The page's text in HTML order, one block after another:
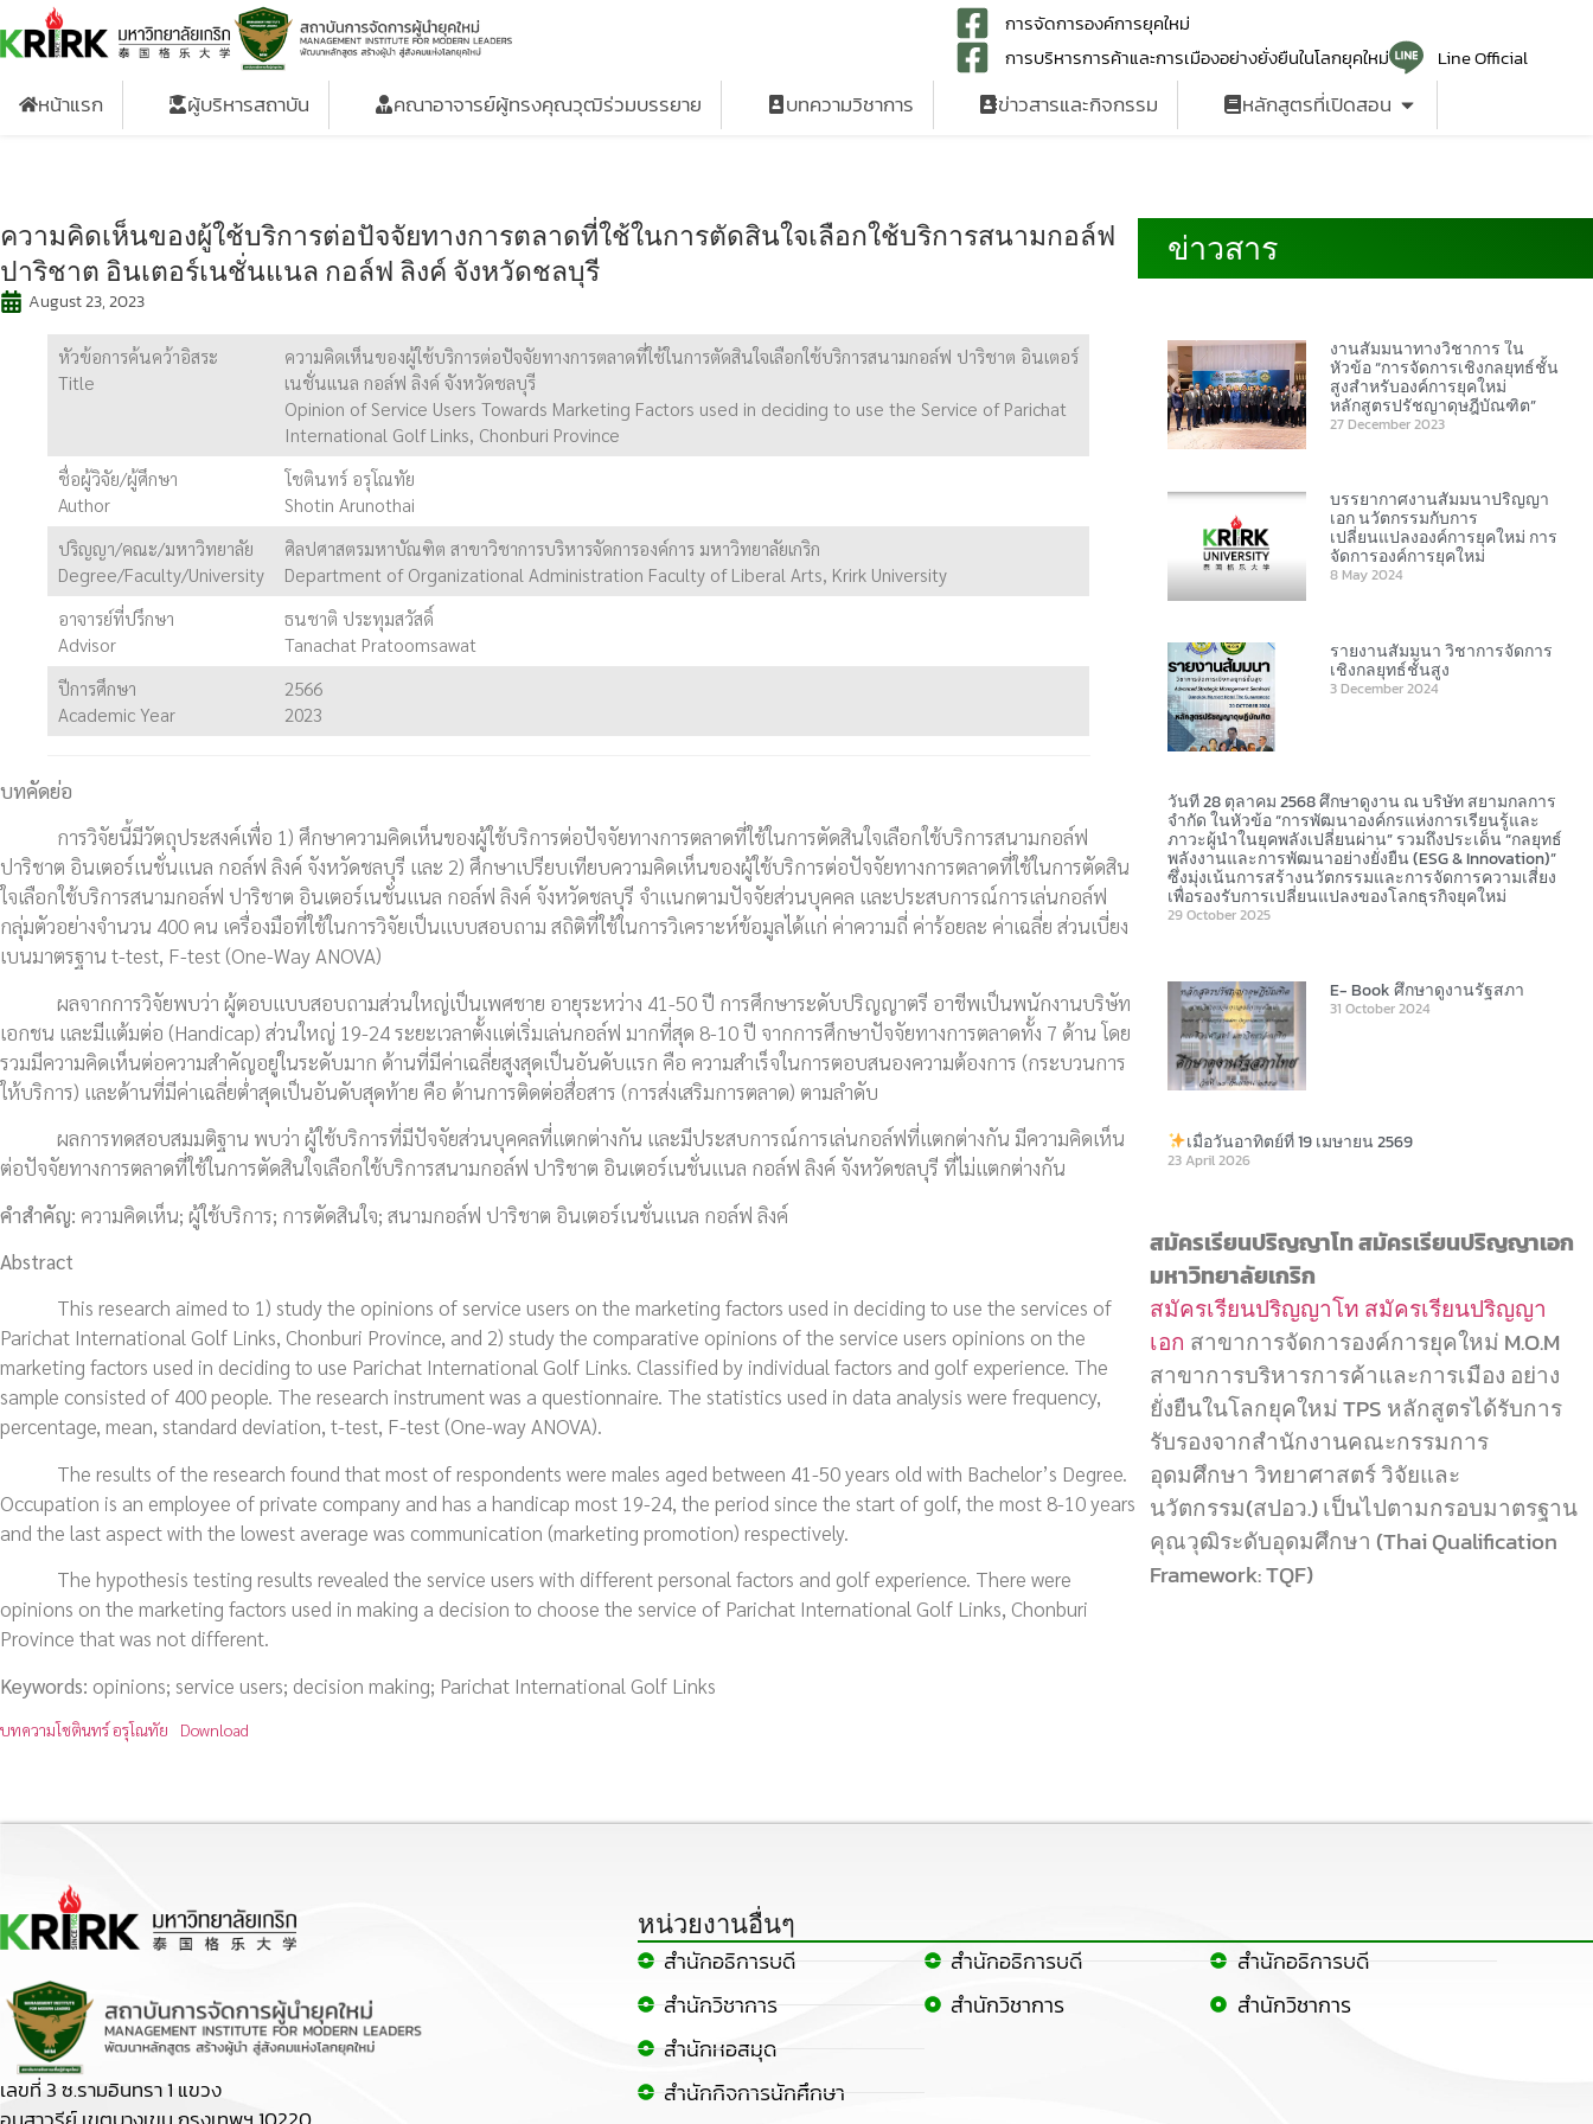
การจัดการองค์การยุคใหม่
การบริหารการค้าและการเมืองอย่างยั่งยืนในโลกยุคใหม่
Line Official
หน้าแรก ผู้บริหารสถาบัน คณาอาจารย์ผู้ทรงคุณวุฒิร่วมบรรยาย บทความวิชาการ ข่าวสารและกิจกรรม หลักสูตรที่เปิดสอน
ความคิดเห็นของผู้ใช้บริการต่อปัจจัยทางการตลาดที่ใช้ในการตัดสินใจเลือกใช้บริการสนามกอล์ฟ
ปาริชาต อินเตอร์เนชั่นแนล กอล์ฟ ลิงค์ จังหวัดชลบุรี
August 23, 2023
หัวข้อการค้นคว้าอิสระ
Title
ความคิดเห็นของผู้ใช้บริการต่อปัจจัยทางการตลาดที่ใช้ในการตัดสินใจเลือกใช้บริการสนามกอล์ฟ ปาริชาต อินเตอร์
เนชั่นแนล กอล์ฟ ลิงค์ จังหวัดชลบุรี
Opinion of Service Users Towards Marketing Factors used in deciding to use the Service of Parichat
International Golf Links, Chonburi Province
ชื่อผู้วิจัย/ผู้ศึกษา
Author
โชตินทร์ อรุโณทัย
Shotin Arunothai
ปริญญา/คณะ/มหาวิทยาลัย
Degree/Faculty/University
ศิลปศาสตรมหาบัณฑิต สาขาวิชาการบริหารจัดการองค์การ มหาวิทยาลัยเกริก
Department of Organizational Administration Faculty of Liberal Arts, Krirk University
อาจารย์ที่ปรึกษา
Advisor
ธนชาติ ประทุมสวัสดิ์
Tanachat Pratoomsawat
ปีการศึกษา
Academic Year
2566
2023
บทคัดย่อ
การวิจัยนี้มีวัตถุประสงค์เพื่อ 1) ศึกษาความคิดเห็นของผู้ใช้บริการต่อปัจจัยทางการตลาดที่ใช้ในการตัดสินใจเลือกใช้บริการสนามกอล์ฟ
ปาริชาต อินเตอร์เนชั่นแนล กอล์ฟ ลิงค์ จังหวัดชลบุรี และ 2) ศึกษาเปรียบเทียบความคิดเห็นของผู้ใช้บริการต่อปัจจัยทางการตลาดที่ใช้ในการตัดสิน
ใจเลือกใช้บริการสนามกอล์ฟ ปาริชาต อินเตอร์เนชั่นแนล กอล์ฟ ลิงค์ จังหวัดชลบุรี จำแนกตามปัจจัยส่วนบุคคล และประสบการณ์การเล่นกอล์ฟ
กลุ่มตัวอย่างจำนวน 400 คน เครื่องมือที่ใช้ในการวิจัยเป็นแบบสอบถาม สถิติที่ใช้ในการวิเคราะห์ข้อมูลได้แก่ ค่าความถี่ ค่าร้อยละ ค่าเฉลี่ย ส่วนเบี่ยง
เบนมาตรฐาน t-test, F-test (One-Way ANOVA)
ผลจากการวิจัยพบว่า ผู้ตอบแบบสอบถามส่วนใหญ่เป็นเพศชาย อายุระหว่าง 41-50 ปี การศึกษาระดับปริญญาตรี อาชีพเป็นพนักงานบริษัท
เอกชน และมีแต้มต่อ (Handicap) ส่วนใหญ่ 19-24 ระยะเวลาตั้งแต่เริ่มเล่นกอล์ฟ มากที่สุด 8-10 ปี จากการศึกษาปัจจัยทางการตลาดทั้ง 7 ด้าน โดย
รวมมีความคิดเห็นต่อความสำคัญอยู่ในระดับมาก ด้านที่มีค่าเฉลี่ยสูงสุดเป็นอันดับแรก คือ ความสำเร็จในการตอบสนองความต้องการ (กระบวนการ
ให้บริการ) และด้านที่มีค่าเฉลี่ยต่ำสุดเป็นอันดับสุดท้าย คือ ด้านการติดต่อสื่อสาร (การส่งเสริมการตลาด) ตามลำดับ
ผลการทดสอบสมมติฐาน พบว่า ผู้ใช้บริการที่มีปัจจัยส่วนบุคคลที่แตกต่างกัน และมีประสบการณ์การเล่นกอล์ฟที่แตกต่างกัน มีความคิดเห็น
ต่อปัจจัยทางการตลาดที่ใช้ในการตัดสินใจเลือกใช้บริการสนามกอล์ฟ ปาริชาต อินเตอร์เนชั่นแนล กอล์ฟ ลิงค์ จังหวัดชลบุรี ที่ไม่แตกต่างกัน
คำสำคัญ: ความคิดเห็น; ผู้ใช้บริการ; การตัดสินใจ; สนามกอล์ฟ ปาริชาต อินเตอร์เนชั่นแนล กอล์ฟ ลิงค์
Abstract
This research aimed to 1) study the opinions of service users on the marketing factors used in deciding to use the services of
Parichat International Golf Links, Chonburi Province, and 2) study the comparative opinions of the service users opinions on the
marketing factors used in deciding to use Parichat International Golf Links. Classified by individual factors and golf experience. The
sample consisted of 400 people. The research instrument was a questionnaire. The statistics used in data analysis were frequency,
percentage, mean, standard deviation, t-test, F-test (One-way ANOVA).
The results of the research found that most of respondents were males aged between 41-50 years old with Bachelor’s Degree.
Occupation is an employee of private company and has a handicap most 19-24, the period since the start of golf, the most 8-10 years
and the last aspect with the lowest average was communication (marketing promotion) respectively.
The hypothesis testing results revealed the service users with different personal factors and golf experience. There were
opinions on the marketing factors used in making a decision to choose the service of Parichat International Golf Links, Chonburi
Province that was not different.
Keywords: opinions; service users; decision making; Parichat International Golf Links
บทความโชตินทร์ อรุโณทัย Download
ข่าวสาร
งานสัมมนาทางวิชาการ ใน
หัวข้อ “การจัดการเชิงกลยุทธ์ชั้น
สูงสำหรับองค์การยุคใหม่
หลักสูตรปรัชญาดุษฎีบัณฑิต”
27 December 2023
บรรยากาศงานสัมมนาปริญญา
เอก นวัตกรรมกับการ
เปลี่ยนแปลงองค์การยุคใหม่ การ
จัดการองค์การยุคใหม่
8 May 2024
รายงานสัมมนา วิชาการจัดการ
เชิงกลยุทธ์ชั้นสูง
3 December 2024
วันที่ 28 ตุลาคม 2568 ศึกษาดูงาน ณ บริษัท สยามกลการ
จำกัด ในหัวข้อ “การพัฒนาองค์กรแห่งการเรียนรู้และ
ภาวะผู้นำในยุคพลังเปลี่ยนผ่าน” รวมถึงประเด็น “กลยุทธ์
พลังงานและการพัฒนาอย่างยั่งยืน (ESG & Innovation)”
ซึ่งมุ่งเน้นการสร้างนวัตกรรมและการจัดการความเสี่ยง
เพื่อรองรับการเปลี่ยนแปลงของโลกธุรกิจยุคใหม่
29 October 2025
E- Book ศึกษาดูงานรัฐสภา
31 October 2024
เมื่อวันอาทิตย์ที่ 19 เมษายน 2569
23 April 2026
สมัครเรียนปริญญาโท สมัครเรียนปริญญาเอก
มหาวิทยาลัยเกริก
สมัครเรียนปริญญาโท สมัครเรียนปริญญา
เอก สาขาการจัดการองค์การยุคใหม่ M.O.M
สาขาการบริหารการค้าและการเมือง อย่าง
ยั่งยืนในโลกยุคใหม่ TPS หลักสูตรได้รับการ
รับรองจากสำนักงานคณะกรรมการ
อุดมศึกษา วิทยาศาสตร์ วิจัยและ
นวัตกรรม(สปอว.) เป็นไปตามกรอบมาตรฐาน
คุณวุฒิระดับอุดมศึกษา (Thai Qualification
Framework: TQF)
เลขที่ 3 ซ.รามอินทรา 1 แขวง
หน่วยงานอื่นๆ
สำนักอธิการบดี
สำนักวิชาการ
สำนักหอสมุด
สำนักกิจการนักศึกษา
สำนักอธิการบดี
สำนักวิชาการ
สำนักอธิการบดี
สำนักวิชาการ